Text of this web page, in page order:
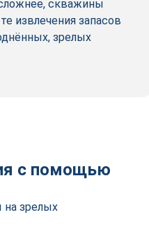
скважины
извлечения запасов
зрелых
с помощью
на зрелых